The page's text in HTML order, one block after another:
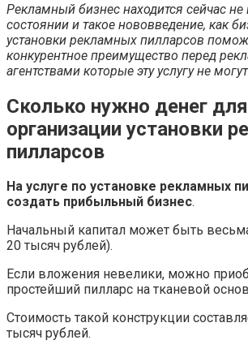
Рекламный бизнес находится сейчас
состоянии и такое нововведение, как
установки рекламных пилларсов
конкурентное преимущество перед
агентствами которые эту услугу не
Сколько нужно денег для
организации установки
пилларсов
На услуге по установке рекламных
создать прибыльный бизнес.
Начальный капитал может быть
20 тысяч рублей).
Если вложения невелики, можно
простейший пилларс на тканевой
Стоимость такой конструкции
тысяч рублей.